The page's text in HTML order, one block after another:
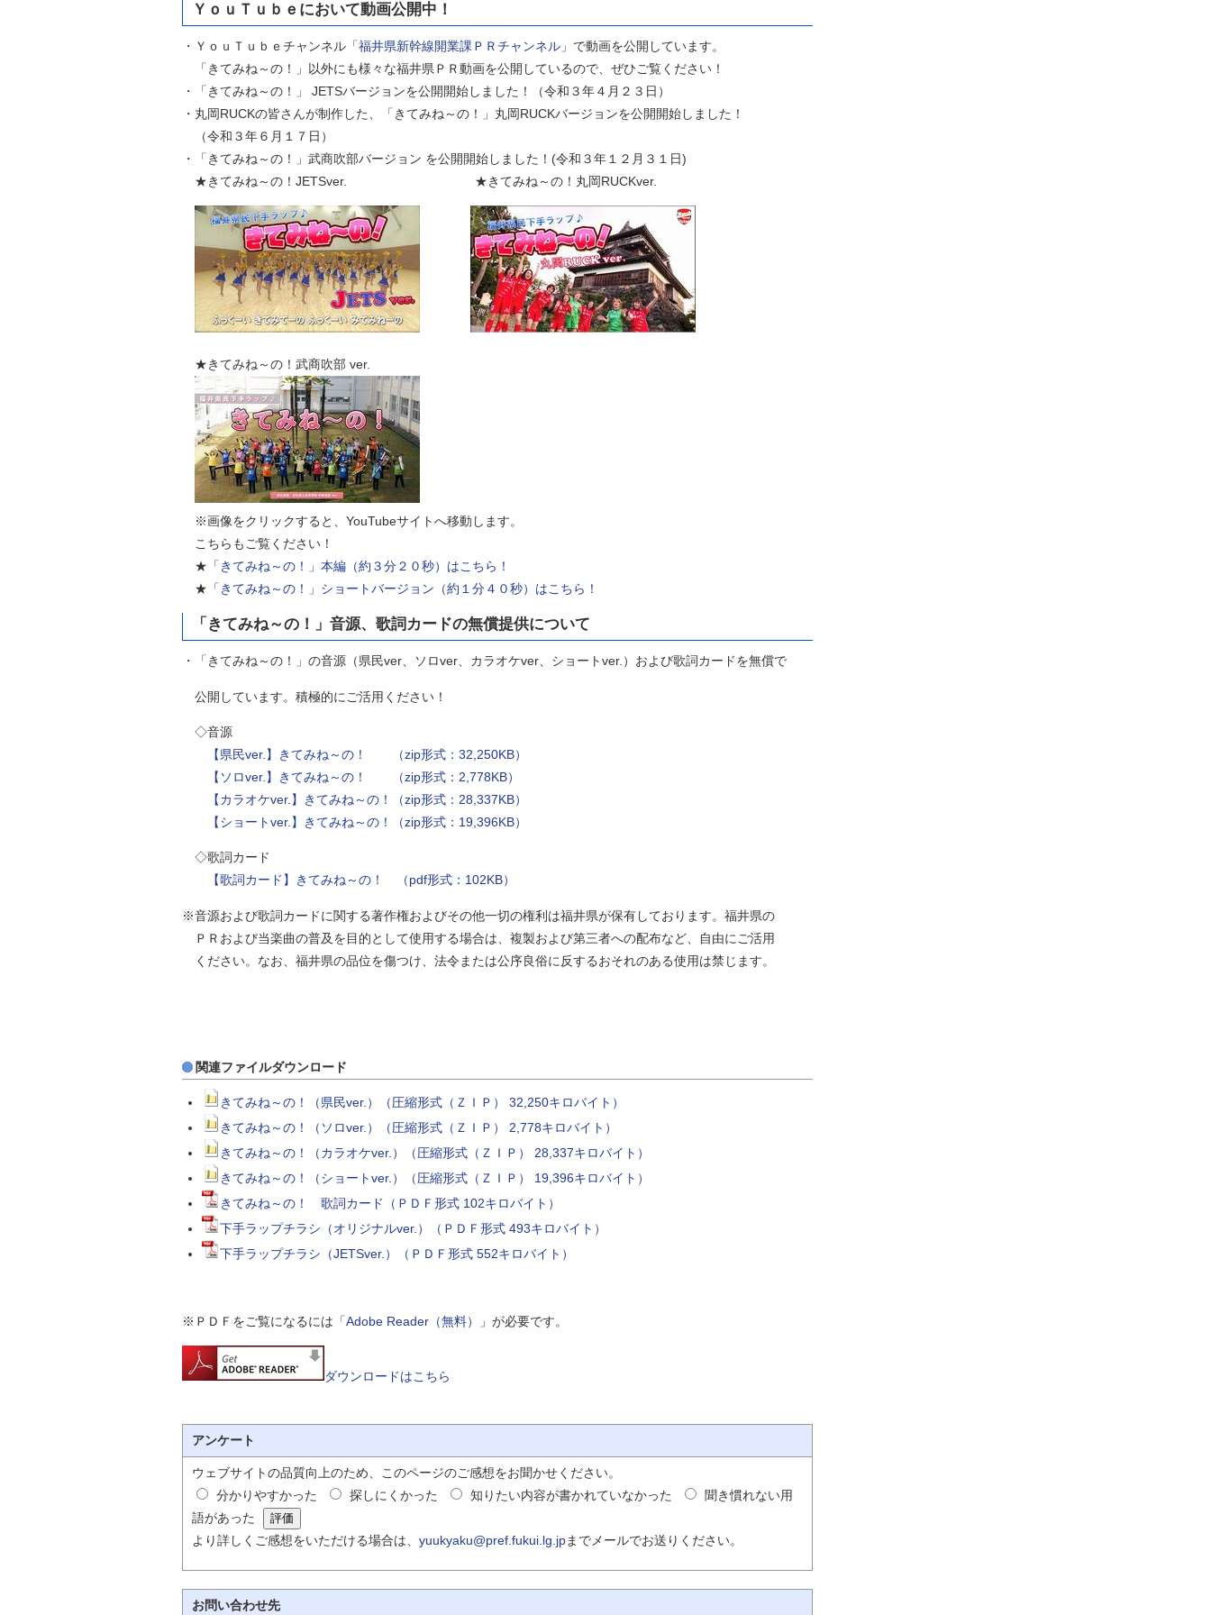
ＹｏｕＴｕｂｅにおいて動画公開中！
・ＹｏｕＴｕｂｅチャンネル 「福井県新幹線開業課ＰＲチャンネル」 で動画を公開しています。
「きてみね～の！」以外にも様々な福井県ＰＲ動画を公開しているので、ぜひご覧ください！
・「きてみね～の！」 JETSバージョンを公開開始しました！（令和３年４月２３日）
・丸岡RUCKの皆さんが制作した、「きてみね～の！」丸岡RUCKバージョンを公開開始しました！
（令和３年６月１７日）
・「きてみね～の！」武商吹部バージョン を公開開始しました！(令和３年１２月３１日)
★きてみね～の！JETSver. ★きてみね～の！丸岡RUCKver.
★きてみね～の！武商吹部 ver.
※画像をクリックすると、YouTubeサイトへ移動します。
こちらもご覧ください！
★ 「 きてみね～の！」本編（約３分２０秒）はこちら！
★ 「きてみね～の！」ショートバージョン（約１分４ ０秒）はこちら！
「きてみね～の！」音源、歌詞カードの無償提供について
・「きてみね～の！」の音源（県民ver、ソロver、カラオケver、ショートver.）および歌詞カードを無償で
公開しています。積極的にご活用ください！
◇音源
【県民ver.】きてみね～の！ （zip形式：32,250KB）
【ソロver.】きてみね～の！ （zip形式：2,778KB）
【カラオケver.】きてみね～の！（zip形式：28,337KB）
【ショートver.】きてみね～の！（zip形式：19,396KB）
◇歌詞カード
【歌詞カード】きてみね～の！ （pdf形式：102KB）
※音源および歌詞カードに関する著作権およびその他一切の権利は福井県が保有しております。福井県の
ＰＲおよび当楽曲の普及を目的として使用する場合は、複製および第三者への配布など、自由にご活用
ください。なお、福井県の品位を傷つけ、法令または公序良俗に反するおそれのある使用は禁じます。
関連ファイルダウンロード
きてみね～の！（県民ver.）（圧縮形式（ＺＩＰ） 32,250キロバイト）
きてみね～の！（ソロver.）（圧縮形式（ＺＩＰ） 2,778キロバイト）
きてみね～の！（カラオケver.）（圧縮形式（ＺＩＰ） 28,337キロバイト）
きてみね～の！（ショートver.）（圧縮形式（ＺＩＰ） 19,396キロバイト）
きてみね～の！ 歌詞カード（ＰＤＦ形式 102キロバイト）
下手ラップチラシ（オリジナルver.）（ＰＤＦ形式 493キロバイト）
下手ラップチラシ（JETSver.）（ＰＤＦ形式 552キロバイト）
※ＰＤＦをご覧になるには「Adobe Reader（無料） 」が必要です。
ダウンロードはこちら
アンケート
ウェブサイトの品質向上のため、このページのご感想をお聞かせください。
分かりやすかった
探しにくかった 知りたい内容が書かれていなかった
聞き慣れない用
語があった
より詳しくご感想をいただける場合は、 yuukyaku@pref.fukui.lg.jpまでメールでお送りください。
お問い合わせ先